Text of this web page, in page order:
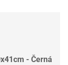
- Černá